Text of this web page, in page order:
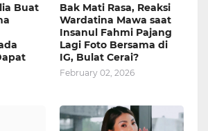
Buat
Bak Mati Rasa, Reaksi
Wardatina Mawa saat
Insanul Fahmi Pajang
Lagi Foto Bersama di
IG, Bulat Cerai?
February 02, 2026